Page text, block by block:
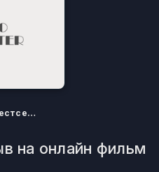
50 оттенков бестселлера
на онлайн фильм